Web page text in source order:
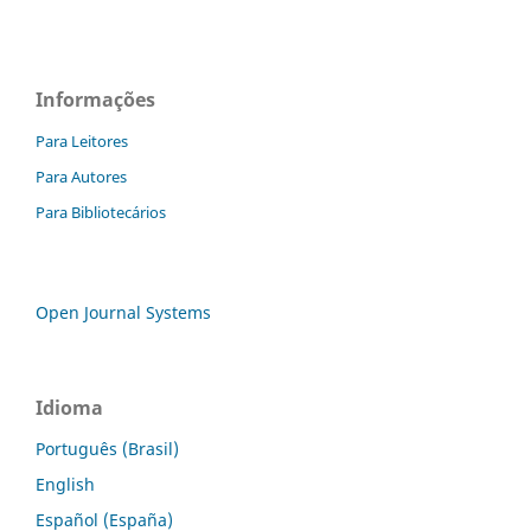
Informações
Para Leitores
Para Autores
Para Bibliotecários
Open Journal Systems
Idioma
Português (Brasil)
English
Español (España)